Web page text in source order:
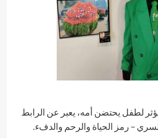
لطفل يحتضن أمه، يعبر عن الرابط
– رمز الحياة والرحم والدفء.